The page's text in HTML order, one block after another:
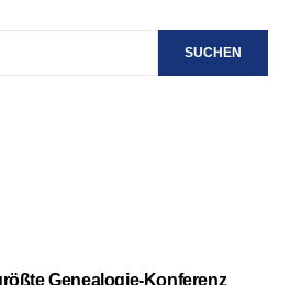
SUCHEN
Genealogie-Konferenz